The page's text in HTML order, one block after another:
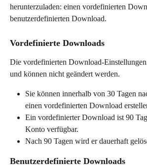
herunterzuladen: einen vordefinierten
benutzerdefinierten Download.
Vordefinierte Downloads
Die vordefinierten Download-
und können nicht geändert werden.
Sie können innerhalb von 30 Tagen
einen vordefinierten Download
Ein vordefinierter Download ist 90
Konto verfügbar.
Nach 90 Tagen wird er dauerhaft
Benutzerdefinierte Downloads